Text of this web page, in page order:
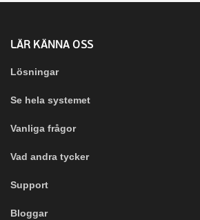
LÄR KÄNNA OSS
Lösningar
Se hela systemet
Vanliga frågor
Vad andra tycker
Support
Bloggar